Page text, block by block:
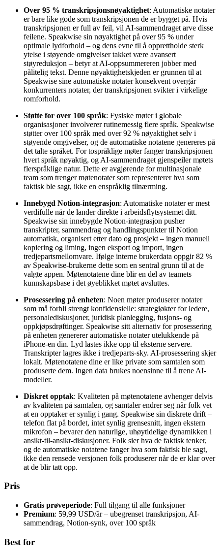
Over 95 % transkripsjonsnøyaktighet: Automatiske notater
er bare like gode som transkripsjonen de er bygget på. Hvis
transkripsjonen er full av feil, vil AI-sammendraget arve disse
feilene. Speakwise sin nøyaktighet på over 95 % under
optimale lydforhold – og dens evne til å opprettholde sterk
ytelse i støyende omgivelser takket være avansert
støyreduksjon – betyr at AI-oppsummereren jobber med
pålitelig tekst. Denne nøyaktighetskjeden er grunnen til at
Speakwise sine automatiske notater konsekvent overgår
konkurrenters notater, der transkripsjonen svikter i virkelige
romforhold.
Støtte for over 100 språk: Fysiske møter i globale
organisasjoner involverer rutinemessig flere språk. Speakwise
støtter over 100 språk med over 92 % nøyaktighet selv i
støyende omgivelser, og de automatiske notatene genereres på
det talte språket. For tospråklige møter fanger transkripsjonen
hvert språk nøyaktig, og AI-sammendraget gjenspeiler møtets
flerspråklige natur. Dette er avgjørende for multinasjonale
team som trenger møtenotater som representerer hva som
faktisk ble sagt, ikke en enspråklig tilnærming.
Innebygd Notion-integrasjon: Automatiske notater er mest
verdifulle når de lander direkte i arbeidsflytsystemet ditt.
Speakwise sin innebygde Notion-integrasjon pusher
transkripter, sammendrag og handlingspunkter til Notion
automatisk, organisert etter dato og prosjekt – ingen manuell
kopiering og liming, ingen eksport og import, ingen
tredjepartsmellomvare. Ifølge interne brukerdata oppgir 82 %
av Speakwise-brukerne dette som en sentral grunn til at de
valgte appen. Møtenotatene dine blir en del av teamets
kunnskapsbase i det øyeblikket møtet avsluttes.
Prosessering på enheten: Noen møter produserer notater
som må forbli strengt konfidensielle: strategiøkter for ledere,
personalediskusjoner, juridisk planlegging, fusjons- og
oppkjøpsdrøftinger. Speakwise sitt alternativ for prosessering
på enheten genererer automatiske notater utelukkende på
iPhone-en din. Lyd lastes ikke opp til eksterne servere.
Transkripter lagres ikke i tredjeparts-sky. AI-prosessering skjer
lokalt. Møtenotatene dine er like private som samtalen som
produserte dem. Ingen data brukes noensinne til å trene AI-
modeller.
Diskret opptak: Kvaliteten på møtenotatene avhenger delvis
av kvaliteten på samtalen, og samtaler endrer seg når folk vet
at en opptaker er synlig i gang. Speakwise sin diskrete drift –
telefon flat på bordet, intet synlig grensesnitt, ingen ekstern
mikrofon – bevarer den naturlige, uhøytidelige dynamikken i
ansikt-til-ansikt-diskusjoner. Folk sier hva de faktisk tenker,
og de automatiske notatene fanger hva som faktisk ble sagt,
ikke den rensede versjonen folk produserer når de er klar over
at de blir tatt opp.
Pris
Gratis prøveperiode: Full tilgang til alle funksjoner
Premium: 59,99 USD/år – ubegrenset transkripsjon, AI-
sammendrag, Notion-synk, over 100 språk
Best for